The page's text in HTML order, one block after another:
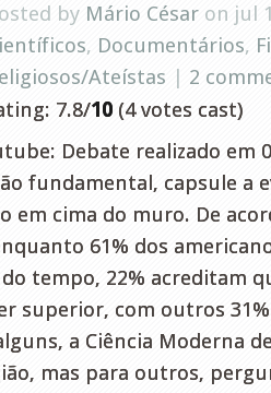
by Mário César on jul
, Documentários,
Ateístas | 2
7.8/10 (4 votes cast)
Debate realizado em
fundamental, capsule a
em cima do muro. De
61% dos
tempo, 22% acreditam
superior, com outros
a Ciência Moderna
mas para outros,